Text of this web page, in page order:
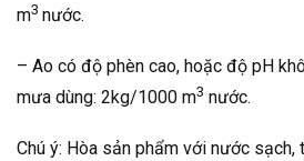
m3 nước.
– Ao có độ phèn cao, hoặc độ pH
mưa dùng: 2kg/1000 m3 nước.
Chú ý: Hòa sản phẩm với nước sạch,